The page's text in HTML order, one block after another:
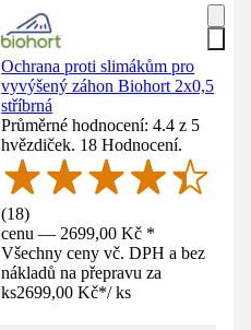
Ochrana proti slimákům pro
vyvýšený záhon Biohort 2x0,5
stříbrná
Průměrné hodnocení: 4.4 z 5
hvězdiček. 18 Hodnocení.
(18)
cenu — 2699,00 Kč *
Všechny ceny vč. DPH a bez
nákladů na přepravu za
ks2699,00 Kč*/ ks